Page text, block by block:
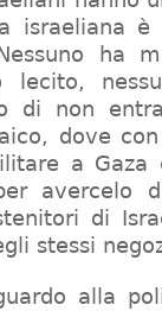
israeliana è
ha
lecito,
di non
dove
a
avercelo
di
stessi
alla